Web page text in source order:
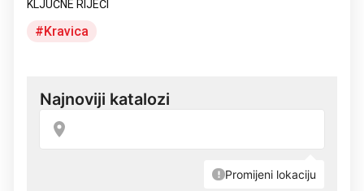
KLJUČNE RIJEČI
Kravica